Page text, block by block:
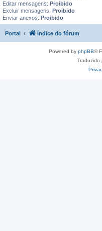
Editar mensagens: Proibido
Excluir mensagens: Proibido
Enviar anexos: Proibido
Portal Índice do fórum
Powered by phpBB®
Traduzido